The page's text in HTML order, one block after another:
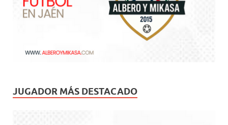
JUGADOR MÁS DESTACADO